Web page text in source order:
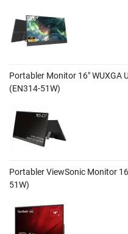
Portabler Monitor 16" WUXGA
(EN314-51W)
Portabler ViewSonic Monitor
51W)